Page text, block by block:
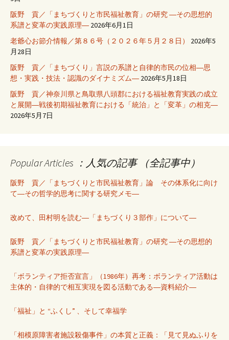
阪野 貢／「まちづくりと市民福祉教育」の研究 ―その思想的
系譜と変革の実践原理― 2026年6月1日
老爺心お節介情報／第８６号（２０２６年５月２８日）
2026年5
月28日
阪野 貢／「まちづくり」言説の系譜と自律的市民の位相―思
想・実践・技法・認識のダイナミズム― 2026年5月18日
阪野 貢／神奈川県と鳥取県八頭郡における福祉教育実践の成立
と展開―戦後初期福祉教育における「統治」と「変革」の相克―
2026年5月7日
Popular Articles ：人気の記事 （全記事中）
阪野 貢／「まちづくりと市民福祉教育」論 その体系化に向け
て―その哲学的思考に関する研究メモ―
改めて、田村明を読む―「まちづくり３部作」について―
阪野 貢／「まちづくりと市民福祉教育」の研究 ―その思想的
系譜と変革の実践原理―
「ボランティア拒否宣言」（1986年）再考：ボランティア活動は
主体的・自律的で相互実現を図る活動である―資料紹介―
「福祉」と “ふくし” 、そして幸福学
「相模原障害者施設殺傷事件」の本質と正義：「見て見ぬふりを